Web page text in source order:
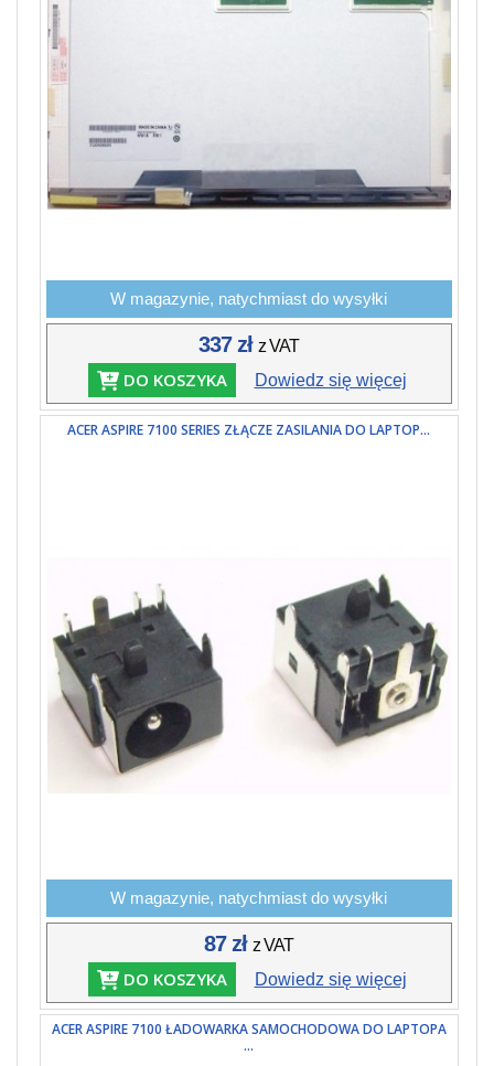
W magazynie, natychmiast do wysyłki
337 złz VAT
DO KOSZYKA Dowiedz się więcej
ACER ASPIRE 7100 SERIES ZŁĄCZE ZASILANIA DO LAPTOP...
W magazynie, natychmiast do wysyłki
87 złz VAT
DO KOSZYKA Dowiedz się więcej
ACER ASPIRE 7100 ŁADOWARKA SAMOCHODOWA DO LAPTOPA
...